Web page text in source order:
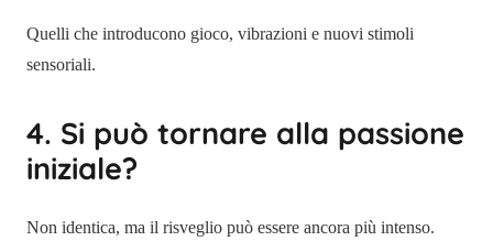
Quelli che introducono gioco, vibrazioni e nuovi stimoli
sensoriali.
4. Si può tornare alla passione
iniziale?
Non identica, ma il risveglio può essere ancora più intenso.